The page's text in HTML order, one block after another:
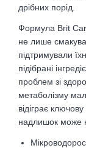
дрібних порід.
Формула Brit
не лише
підтримували
підібрані
проблем зі
метаболізму
відіграє
надлишок може